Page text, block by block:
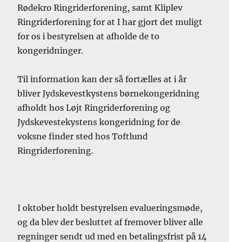
Rødekro Ringriderforening, samt Kliplev
Ringriderforening for at I har gjort det muligt
for os i bestyrelsen at afholde de to
kongeridninger.
Til information kan der så fortælles at i år
bliver Jydskevestkystens børnekongeridning
afholdt hos Løjt Ringriderforening og
Jydskevestekystens kongeridning for de
voksne finder sted hos Toftlund
Ringriderforening.
I oktober holdt bestyrelsen evalueringsmøde,
og da blev der besluttet af fremover bliver alle
regninger sendt ud med en betalingsfrist på 14